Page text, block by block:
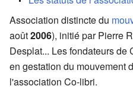
Association distincte du
août2006), initié par Pierre
Desplat... Les fondateurs
en gestation du mouvement
l'association Co-libri.